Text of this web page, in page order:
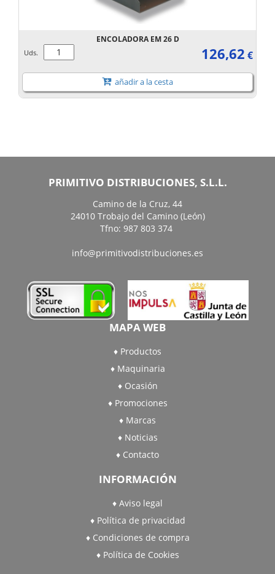
ENCOLADORA EM 26 D
Uds. 126,62 €
añadir a la cesta
PRIMITIVO DISTRIBUCIONES, S.L.L.
Camino de la Cruz, 44
24010 Trobajo del Camino (León)
Tfno: 987 803 374
info@primitivodistribuciones.es
MAPA WEB
Productos
Maquinaria
Ocasión
Promociones
Marcas
Noticias
Contacto
INFORMACIÓN
Aviso legal
Política de privacidad
Condiciones de compra
Política de Cookies